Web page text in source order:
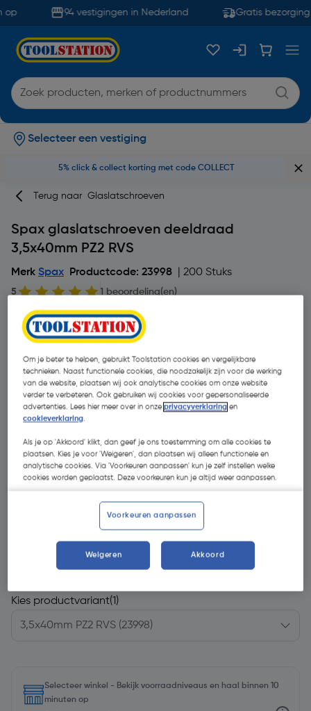
94 vestigingen in Nederland Gratis bezorging
Selecteer een vestiging
5% click & collect korting met code COLLECT
Terug naar Glaslatschroeven
Spax glaslatschroeven deeldraad
3,5x40mm PZ2 RVS
Merk Spax Productcode: 23998 | 200 Stuks
5 1 beoordeling(en)
| Excl. btw € 31,64
Kies productvariant(1)
Selecteer winkel - Bekijk voorraadniveaus en haal binnen 10
minuten op
Om je beter te helpen, gebruikt Toolstation cookies en vergelijkbare
technieken. Naast functionele cookies, die noodzakelijk zijn voor de werking
van de website, plaatsen wij ook analytische cookies om onze website
verder te verbeteren. Ook gebruiken wij cookies voor gepersonaliseerde
advertenties. Lees hier meer over in onzeprivacyverklaring en
cookieverklaring.
Als je op 'Akkoord' klikt, dan geef je ons toestemming om alle cookies te
plaatsen. Kies je voor 'Weigeren', dan plaatsen wij alleen functionele en
analytische cookies. Via 'Voorkeuren aanpassen' kun je zelf instellen welke
cookies worden geplaatst. Deze voorkeuren kun je altijd weer aanpassen.
Voorkeuren aanpassen
Weigeren Akkoord